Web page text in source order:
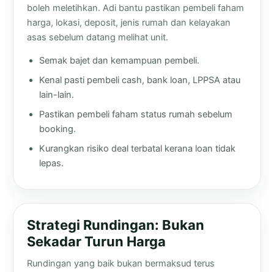
boleh meletihkan. Adi bantu pastikan pembeli faham
harga, lokasi, deposit, jenis rumah dan kelayakan
asas sebelum datang melihat unit.
Semak bajet dan kemampuan pembeli.
Kenal pasti pembeli cash, bank loan, LPPSA atau
lain-lain.
Pastikan pembeli faham status rumah sebelum
booking.
Kurangkan risiko deal terbatal kerana loan tidak
lepas.
Strategi Rundingan: Bukan
Sekadar Turun Harga
Rundingan yang baik bukan bermaksud terus